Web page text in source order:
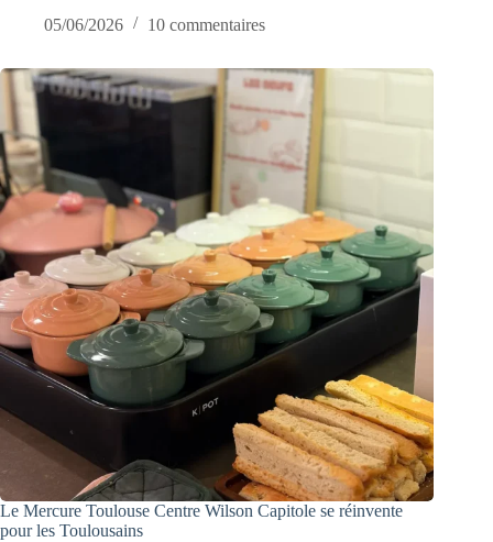
05/06/2026
10 commentaires
Le Mercure Toulouse Centre Wilson Capitole se réinvente
pour les Toulousains